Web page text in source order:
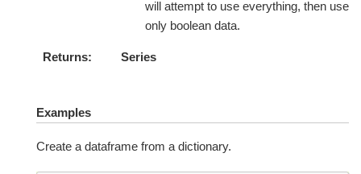
will attempt to use everything, then use
only boolean data.
Returns Series
Examples
Create a dataframe from a dictionary.